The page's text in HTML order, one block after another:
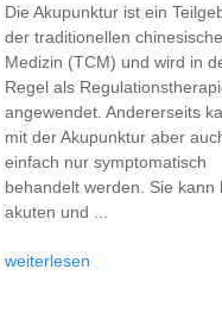
Die Akupunktur ist ein
der traditionellen
Medizin (TCM) und wird in
Regel als
angewendet. Andererseits
mit der Akupunktur aber
einfach nur symptomatisch
behandelt werden. Sie kann
akuten und ...
weiterlesen